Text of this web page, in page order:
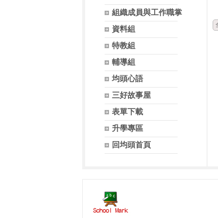
組織成員與工作職掌
資料組
特教組
輔導組
均頭心語
三好故事屋
表單下載
升學專區
回均頭首頁